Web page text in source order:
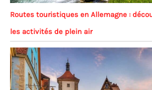
Routes touristiques en Allemagne :
les activités de plein air